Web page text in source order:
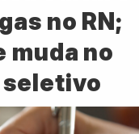
no RN;
muda no